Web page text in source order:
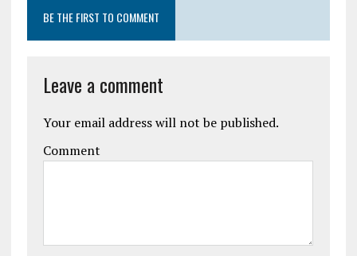
BE THE FIRST TO COMMENT
Leave a comment
Your email address will not be published.
Comment